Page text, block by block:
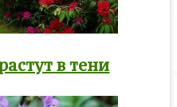
в тени